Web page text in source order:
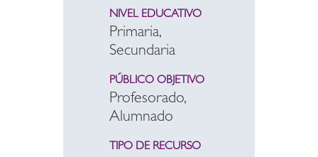
NIVEL EDUCATIVO
Primaria,
Secundaria
PÚBLICO OBJETIVO
Profesorado,
Alumnado
TIPO DE RECURSO